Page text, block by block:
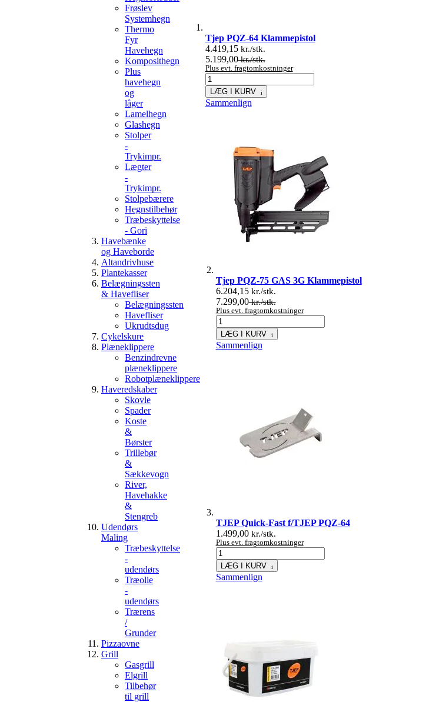
Tjep PQZ-64 Klammepistol
4.419,15kr./stk.
5.199,00kr./stk.
Plus evt. fragtomkostninger
LÆG I KURV
Sammenlign
Tjep PQZ-75 GAS 3G Klammepistol
6.204,15kr./stk.
7.299,00kr./stk.
Plus evt. fragtomkostninger
LÆG I KURV
Sammenlign
TJEP Quick-Fast f/TJEP PQZ-64
1.499,00kr./stk.
Plus evt. fragtomkostninger
LÆG I KURV
Sammenlign
Frøslev
Systemhegn
Thermo
Fyr
Havehegn
Komposithegn
Plus
havehegn
og
låger
Lamelhegn
Glashegn
Stolper
-
Trykimpr.
Lægter
-
Trykimpr.
Stolpebærere
Hegnstilbehør
Træbeskyttelse
- Gori
Havebænke
og Haveborde
Altandrivhuse
Plantekasser
Belægningssten
& Havefliser
Belægningssten
Havefliser
Ukrudtsdug
Cykelskure
Plæneklippere
Benzindrevne
plæneklippere
Robotplæneklippere
Haveredskaber
Skovle
Spader
Koste
&
Børster
Trillebør
&
Sækkevogn
River,
Havehakke
&
Stengreb
Udendørs
Maling
Træbeskyttelse
-
udendørs
Træolie
-
udendørs
Trærens
/
Grunder
Pizzaovne
Grill
Gasgrill
Elgrill
Tilbehør
til grill